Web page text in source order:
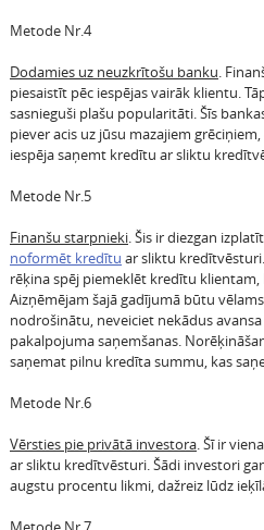
Metode Nr.4
Dodamies uz neuzkrītošu banku.
piesaistīt pēc iespējas vairāk klientu.
sasnieguši plašu popularitāti. Šīs
piever acis uz jūsu mazajiem
iespēja saņemt kredītu ar sliktu
Metode Nr.5
Finanšu starpnieki. Šis ir diezgan
noformēt kredītu ar sliktu
rēķina spēj piemeklēt kredītu
Aizņēmējam šajā gadījumā būtu
nodrošinātu, neveiciet nekādus
pakalpojuma saņemšanas.
saņemat pilnu kredīta summu, kas
Metode Nr.6
Vērsties pie privātā investora. Šī ir
ar sliktu kredītvēsturi. Šādi investori
augstu procentu likmi, dažreiz lūdz